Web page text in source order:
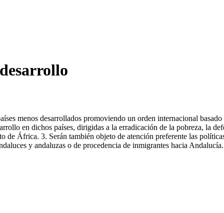
menos desarrollados promoviendo un orden internacional
en dichos países, dirigidas a la erradicación de la pobreza, la
África. 3. Serán también objeto de atención preferente las
y andaluzas o de procedencia de inmigrantes hacia Andalucía.